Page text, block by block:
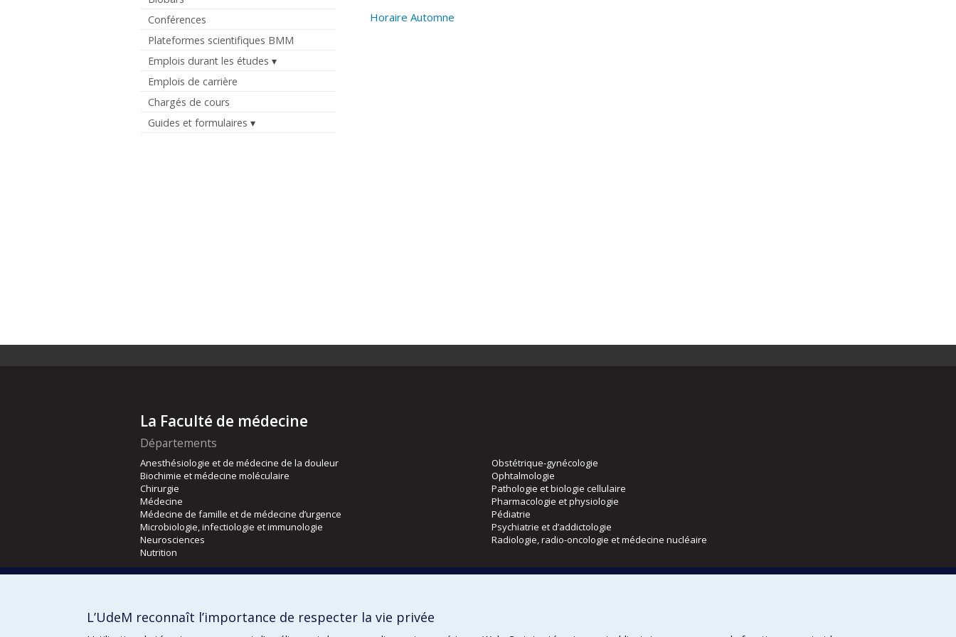
Conférences
Plateformes scientifiques BMM
Emplois durant les études
Emplois de carrière
Chargés de cours
Guides et formulaires
Horaire Automne
La Faculté de médecine
Départements
Anesthésiologie et de médecine de la douleur
Biochimie et médecine moléculaire
Chirurgie
Médecine
Médecine de famille et de médecine d’urgence
Microbiologie, infectiologie et immunologie
Neurosciences
Nutrition
Obstétrique-gynécologie
Ophtalmologie
Pathologie et biologie cellulaire
Pharmacologie et physiologie
Pédiatrie
Psychiatrie et d’addictologie
Radiologie, radio-oncologie et médecine nucléaire
Orthophonie et audiologie
L’UdeM reconnaît l’importance de respecter la vie privée